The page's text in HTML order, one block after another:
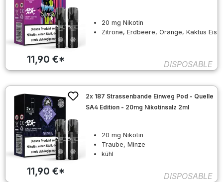
11,90 €*
20 mg Nikotin
Zitrone, Erdbeere, Orange, Kaktus Eis
DISPOSABLE
11,90 €*
2x 187 Strassenbande Einweg Pod - Quelle
SA4 Edition - 20mg Nikotinsalz 2ml
20 mg Nikotin
Traube, Minze
kühl
DISPOSABLE